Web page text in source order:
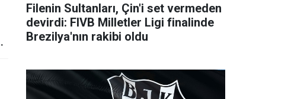
Filenin Sultanları, Çin'i set vermeden
devirdi: FIVB Milletler Ligi finalinde
Brezilya'nın rakibi oldu